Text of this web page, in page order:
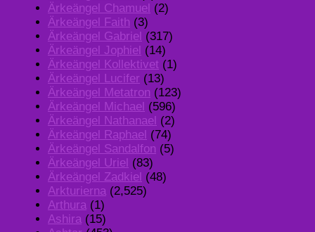
Ärkeängel Chamuel (2)
Ärkeängel Faith (3)
Ärkeängel Gabriel (317)
Ärkeängel Jophiel (14)
Ärkeängel Kollektivet (1)
Ärkeängel Lucifer (13)
Ärkeängel Metatron (123)
Ärkeängel Michael (596)
Ärkeängel Nathanael (2)
Ärkeängel Raphael (74)
Ärkeängel Sandalfon (5)
Ärkeängel Uriel (83)
Ärkeängel Zadkiel (48)
Arkturierna (2,525)
Arthura (1)
Ashira (15)